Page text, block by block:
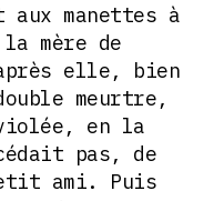
manettes à
mère de
elle, bien
meurtre,
en la
pas, de
ami. Puis